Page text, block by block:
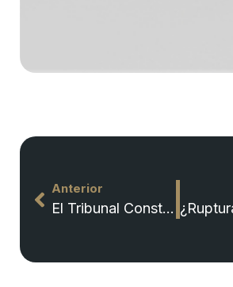
Anterior
El Tribunal Constitucional declara la inconstitucionalidad del impuesto de plusvalía municipal